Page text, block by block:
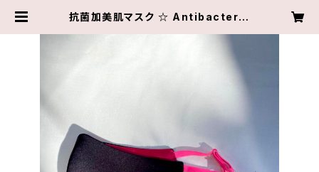
抗菌加美肌マスク ☆ Antibacteria